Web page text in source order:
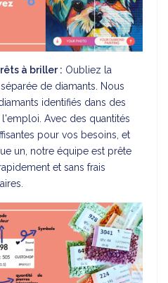
à briller : Oubliez la
de diamants. Nous
identifiés dans des
l'emploi. Avec des quantités
pour vos besoins, et
un, notre équipe est prête
et sans frais